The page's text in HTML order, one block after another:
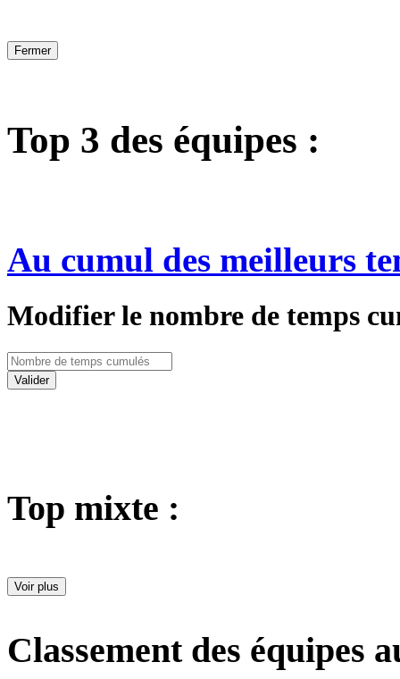
Fermer
Top 3 des équipes :
Au cumul des meilleurs
Modifier le nombre de temps
Valider
Top mixte :
Voir plus
Classement des équipes